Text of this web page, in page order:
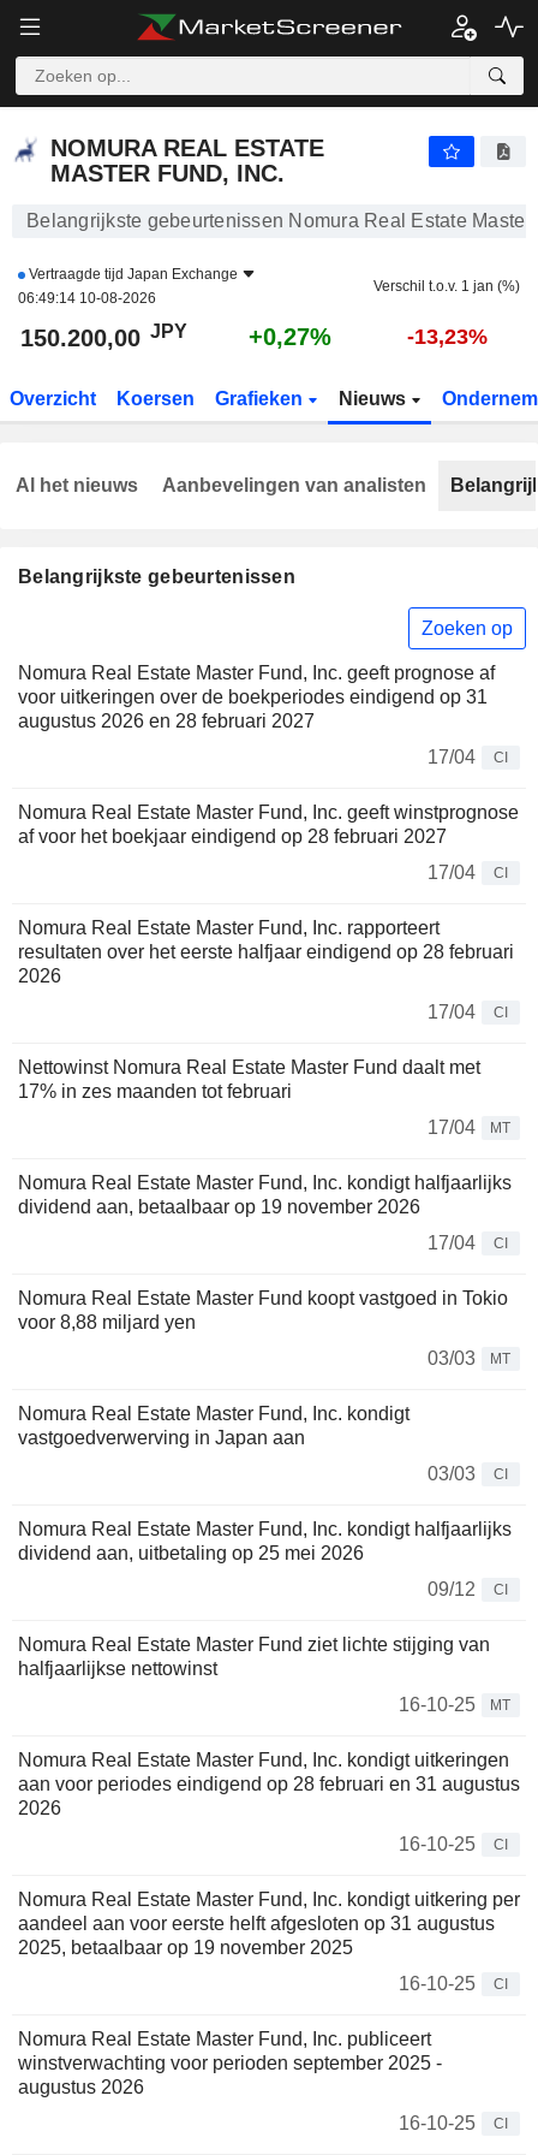
NOMURA REAL ESTATE
MASTER FUND, INC.
Belangrijkste gebeurtenissen Nomura Real Estate Master
Vertraagde tijd Japan Exchange
06:49:14 10-08-2026
Verschil t.o.v. 1 jan (%)
150.200,00 JPY +0,27% -13,23%
Overzicht Koersen Grafieken Nieuws
Belangrijkste gebeurtenissen
Zoeken op
Nomura Real Estate Master Fund, Inc. geeft prognose af
voor uitkeringen over de boekperiodes eindigend op 31
augustus 2026 en 28 februari 2027
17/04
CI
Nomura Real Estate Master Fund, Inc. geeft winstprognose
af voor het boekjaar eindigend op 28 februari 2027
17/04
CI
Nomura Real Estate Master Fund, Inc. rapporteert
resultaten over het eerste halfjaar eindigend op 28 februari
2026
17/04
CI
Nettowinst Nomura Real Estate Master Fund daalt met
17% in zes maanden tot februari
17/04
MT
Nomura Real Estate Master Fund, Inc. kondigt halfjaarlijks
dividend aan, betaalbaar op 19 november 2026
17/04
CI
Nomura Real Estate Master Fund koopt vastgoed in Tokio
voor 8,88 miljard yen
03/03
MT
Nomura Real Estate Master Fund, Inc. kondigt
vastgoedverwerving in Japan aan
03/03
CI
Nomura Real Estate Master Fund, Inc. kondigt halfjaarlijks
dividend aan, uitbetaling op 25 mei 2026
09/12
CI
Nomura Real Estate Master Fund ziet lichte stijging van
halfjaarlijkse nettowinst
16-10-25
MT
Nomura Real Estate Master Fund, Inc. kondigt uitkeringen
aan voor periodes eindigend op 28 februari en 31 augustus
2026
16-10-25
CI
Nomura Real Estate Master Fund, Inc. kondigt uitkering per
aandeel aan voor eerste helft afgesloten op 31 augustus
2025, betaalbaar op 19 november 2025
16-10-25
CI
Nomura Real Estate Master Fund, Inc. publiceert
winstverwachting voor perioden september 2025 -
augustus 2026
16-10-25
CI
Al het nieuws Aanbevelingen van analisten